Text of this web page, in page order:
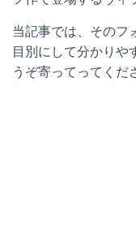
当記事では、そのフ
目別にして分かりや
うぞ寄ってってくだ